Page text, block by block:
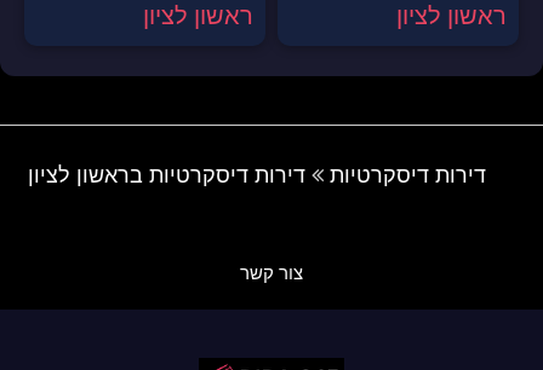
ראשון לציון ראשון לציון
דירות דיסקרטיות דירות דיסקרטיות בראשון לציון
צור קשר